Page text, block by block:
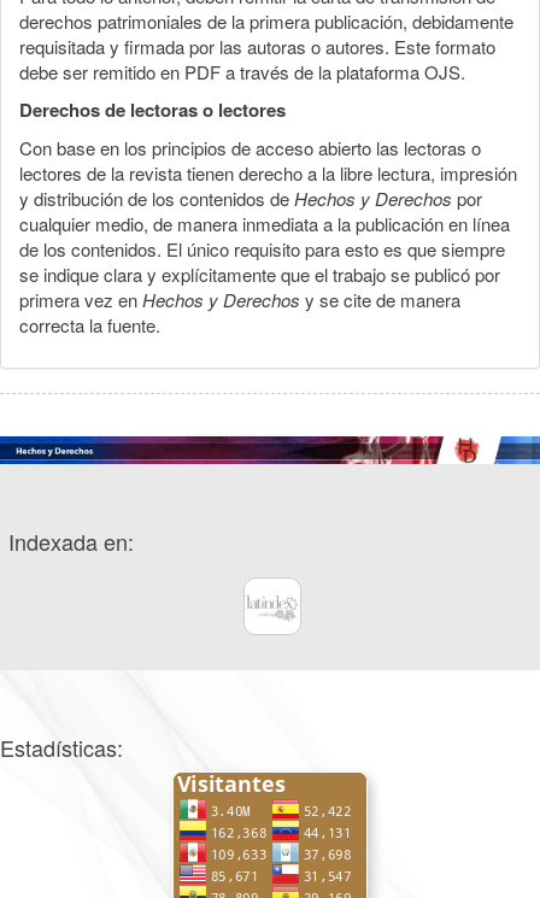
derechos patrimoniales de la primera publicación, debidamente
requisitada y firmada por las autoras o autores. Este formato
debe ser remitido en PDF a través de la plataforma OJS.
Derechos de lectoras o lectores
Con base en los principios de acceso abierto las lectoras o
lectores de la revista tienen derecho a la libre lectura, impresión
y distribución de los contenidos deHechos y Derechos por
cualquier medio, de manera inmediata a la publicación en línea
de los contenidos. El único requisito para esto es que siempre
se indique clara y explícitamente que el trabajo se publicó por
primera vez enHechos y Derechos y se cite de manera
correcta la fuente.
Indexada en:
Estadísticas: